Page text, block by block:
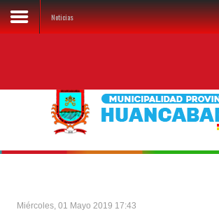
Noticias
Miércoles, 01 Mayo 2019 17:43